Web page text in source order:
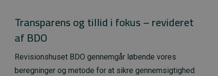
Transparens og tillid i fokus – revideret
af BDO
Revisionshuset BDO gennemgår løbende vores
beregninger og metode for at sikre gennemsigtighed